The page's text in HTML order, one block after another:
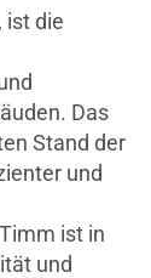
ist die
Das
Stand der
und
ist in
und